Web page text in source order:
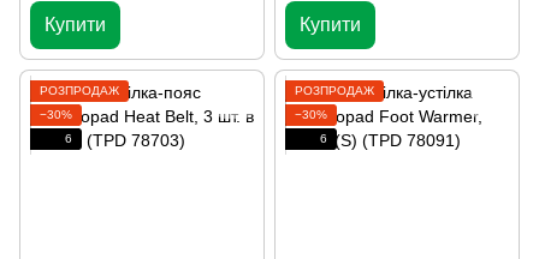
Купити Купити
РОЗПРОДАЖ
−30%
6
РОЗПРОДАЖ
−30%
6